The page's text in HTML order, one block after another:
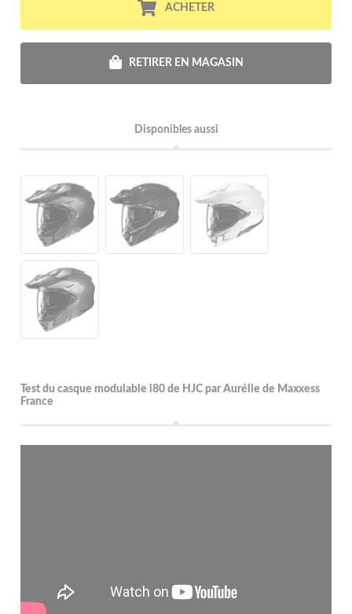
ACHETER
RETIRER EN MAGASIN
Disponibles aussi
Test du casque modulable i80 de HJC par Aurélie de Maxxess
France